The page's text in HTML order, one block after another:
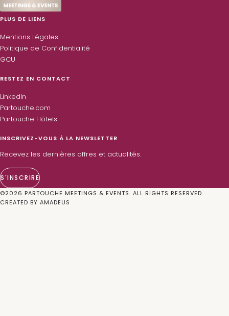
PLUS DE LIENS
Mentions Légales
Politique de Confidentialité
GCU
RESTEZ EN CONTACT
LinkedIn
Partouche.com
Partouche Hôtels
INSCRIVEZ-VOUS À LA NEWSLETTER
Recevez les dernières offres et actualités.
S'INSCRIRE
©2026 PARTOUCHE MEETINGS & EVENTS. ALL RIGHTS RESERVED.
CREATED BY AMADEUS